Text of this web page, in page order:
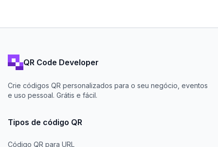
QR Code Developer
Crie códigos QR personalizados para o seu negócio, eventos
e uso pessoal. Grátis e fácil.
Tipos de código QR
Código QR para URL